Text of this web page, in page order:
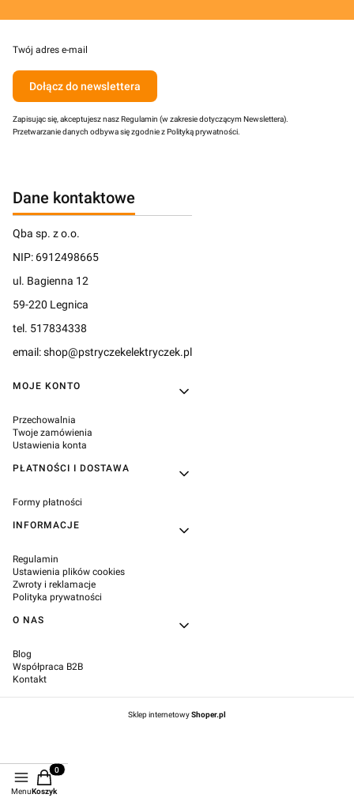
Twój adres e-mail
Dołącz do newslettera
Zapisując się, akceptujesz nasz Regulamin (w zakresie dotyczącym Newslettera).
Przetwarzanie danych odbywa się zgodnie z Polityką prywatności.
Dane kontaktowe
Qba sp. z o.o.
NIP: 6912498665
ul. Bagienna 12
59-220 Legnica
tel. 517834338
email: shop@pstryczekelektryczek.pl
Linki w stopce
MOJE KONTO
Przechowalnia
Twoje zamówienia
Ustawienia konta
PŁATNOŚCI I DOSTAWA
Formy płatności
INFORMACJE
Regulamin
Ustawienia plików cookies
Zwroty i reklamacje
Polityka prywatności
O NAS
Blog
Współpraca B2B
Kontakt
Sklep internetowyShoper.pl
Menu
Produkty w koszyku: 0. Zobacz szczegóły
Koszyk